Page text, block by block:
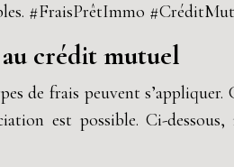
#FraisPrêtImmo
crédit mutuel
frais peuvent
est possible. Ci-